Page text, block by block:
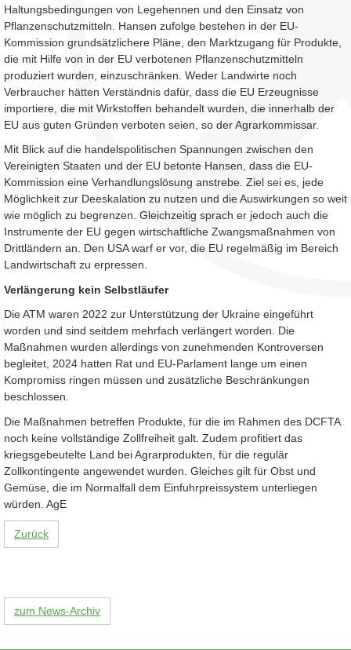
Haltungsbedingungen von Legehennen und den Einsatz von
Pflanzenschutzmitteln. Hansen zufolge bestehen in der EU-
Kommission grundsätzlichere Pläne, den Marktzugang für Produkte,
die mit Hilfe von in der EU verbotenen Pflanzenschutzmitteln
produziert wurden, einzuschränken. Weder Landwirte noch
Verbraucher hätten Verständnis dafür, dass die EU Erzeugnisse
importiere, die mit Wirkstoffen behandelt wurden, die innerhalb der
EU aus guten Gründen verboten seien, so der Agrarkommissar.
Mit Blick auf die handelspolitischen Spannungen zwischen den
Vereinigten Staaten und der EU betonte Hansen, dass die EU-
Kommission eine Verhandlungslösung anstrebe. Ziel sei es, jede
Möglichkeit zur Deeskalation zu nutzen und die Auswirkungen so weit
wie möglich zu begrenzen. Gleichzeitig sprach er jedoch auch die
Instrumente der EU gegen wirtschaftliche Zwangsmaßnahmen von
Drittländern an. Den USA warf er vor, die EU regelmäßig im Bereich
Landwirtschaft zu erpressen.
Verlängerung kein Selbstläufer
Die ATM waren 2022 zur Unterstützung der Ukraine eingeführt
worden und sind seitdem mehrfach verlängert worden. Die
Maßnahmen wurden allerdings von zunehmenden Kontroversen
begleitet, 2024 hatten Rat und EU-Parlament lange um einen
Kompromiss ringen müssen und zusätzliche Beschränkungen
beschlossen.
Die Maßnahmen betreffen Produkte, für die im Rahmen des DCFTA
noch keine vollständige Zollfreiheit galt. Zudem profitiert das
kriegsgebeutelte Land bei Agrarprodukten, für die regulär
Zollkontingente angewendet wurden. Gleiches gilt für Obst und
Gemüse, die im Normalfall dem Einfuhrpreissystem unterliegen
würden. AgE
Zurück
zum News-Archiv